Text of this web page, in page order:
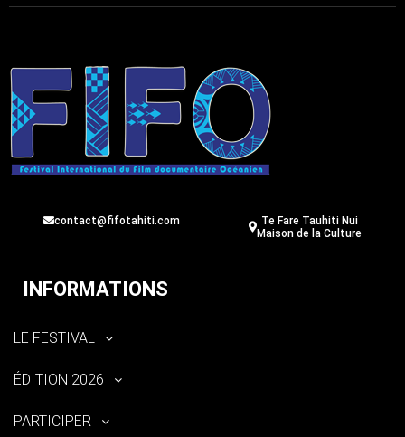
contact@fifotahiti.com
Te Fare Tauhiti Nui
Maison de la Culture
INFORMATIONS
LE FESTIVAL
ÉDITION 2026
PARTICIPER